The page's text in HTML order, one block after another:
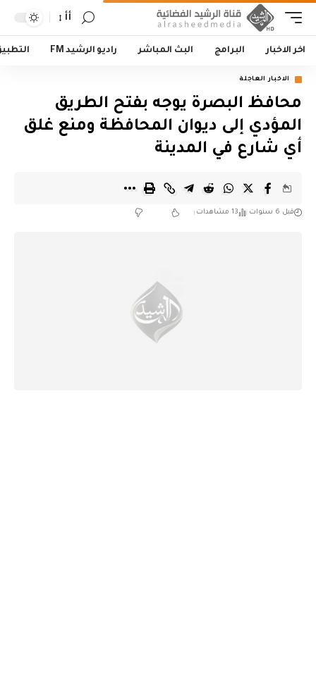
أأ
اخر الاخبار البرامج البث المباشر راديو الرشيد FM
الاخبار العاجلة
محافظ البصرة يوجه بفتح الطريق
المؤدي إلى ديوان المحافظة ومنع غلق
أي شارع في المدينة
قبل 6 سنوات 13 مشاهدات